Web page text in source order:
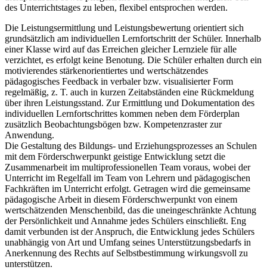
des Unterrichtstages zu leben, flexibel entsprochen werden.
Die Leistungsermittlung und Leistungsbewertung orientiert sich
grundsätzlich am individuellen Lernfortschritt der Schüler. Innerhalb
einer Klasse wird auf das Erreichen gleicher Lernziele für alle
verzichtet, es erfolgt keine Benotung. Die Schüler erhalten durch ein
motivierendes stärkenorientiertes und wertschätzendes
pädagogisches Feedback in verbaler bzw. visualisierter Form
regelmäßig, z. T. auch in kurzen Zeitabständen eine Rückmeldung
über ihren Leistungsstand. Zur Ermittlung und Dokumentation des
individuellen Lernfortschrittes kommen neben dem Förderplan
zusätzlich Beobachtungsbögen bzw. Kompetenzraster zur
Anwendung.
Die Gestaltung des Bildungs- und Erziehungsprozesses an Schulen
mit dem Förderschwerpunkt geistige Entwicklung setzt die
Zusammenarbeit im multiprofessionellen Team voraus, wobei der
Unterricht im Regelfall im Team von Lehrern und pädagogischen
Fachkräften im Unterricht erfolgt. Getragen wird die gemeinsame
pädagogische Arbeit in diesem Förderschwerpunkt von einem
wertschätzenden Menschenbild, das die uneingeschränkte Achtung
der Persönlichkeit und Annahme jedes Schülers einschließt. Eng
damit verbunden ist der Anspruch, die Entwicklung jedes Schülers
unabhängig von Art und Umfang seines Unterstützungsbedarfs in
Anerkennung des Rechts auf Selbstbestimmung wirkungsvoll zu
unterstützen.